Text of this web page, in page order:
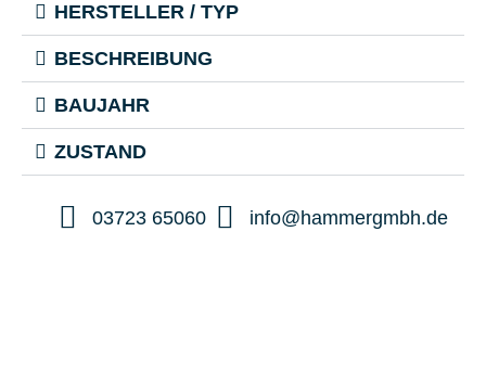
HERSTELLER / TYP
BESCHREIBUNG
BAUJAHR
ZUSTAND
03723 65060 info@hammergmbh.de